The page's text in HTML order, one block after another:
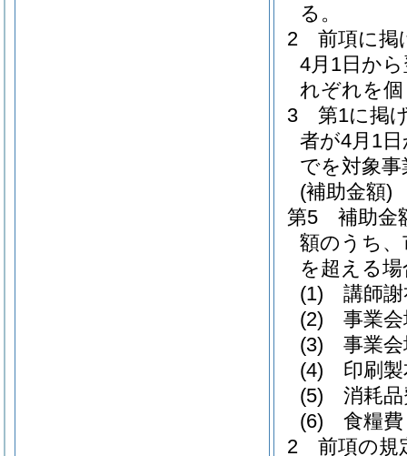
る。
2 前項に掲
4月1日か
れぞれを
3 第1に掲
者が4月1
でを対象
(補助金額)
第5 補助金
額のうち
を超える
(1) 講師謝
(2) 事業会
(3) 事業会
(4) 印刷製
(5) 消耗品
(6) 食糧費
2 前項の規